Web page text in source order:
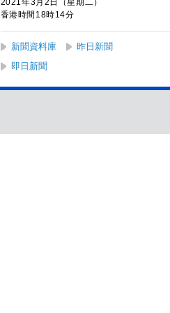
2021年3月2日（星期二）
香港時間18時14分
新聞資料庫 昨日新聞
即日新聞